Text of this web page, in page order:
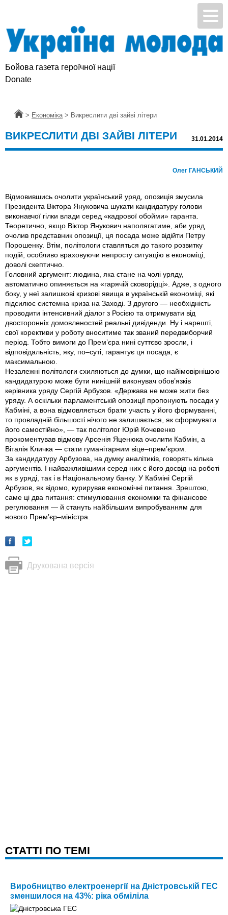
Бойова газета героїчної нації
Donate
Головна
> Економіка > Викреслити дві зайві літери
ВИКРЕСЛИТИ ДВІ ЗАЙВІ ЛІТЕРИ 31.01.2014
Олег ГАНСЬКИЙ
Відмовившись очолити український уряд, опозиція змусила
Президента Віктора Януковича шукати кандидатуру голови
виконавчої гілки влади серед «кадрової обойми» гаранта.
Теоретично, якщо Віктор Янукович наполягатиме, аби уряд
очолив представник опозиції, ця посада може відійти Петру
Порошенку. Втім, політологи ставляться до такого розвитку
подій, особливо враховуючи непросту ситуацію в економіці,
доволі скептично.
Головний аргумент: людина, яка стане на чолі уряду,
автоматично опиняється на «гарячій сковорідці». Адже, з одного
боку, у неї залишкові кризові явища в українській економіці, які
підсилює системна криза на Заході. З другого — необхідність
проводити інтенсивний діалог з Росією та отримувати від
двосторонніх домовленостей реальні дивіденди. Ну і нарешті,
свої корективи у роботу вноситиме так званий передвиборчий
період. Тобто вимоги до Прем’єра нині суттєво зросли, і
відповідальність, яку, по–суті, гарантує ця посада, є
максимальною.
Незалежні політологи схиляються до думки, що найімовірнішою
кандидатурою може бути нинішній виконувач обов’язків
керівника уряду Сергій Арбузов. «Держава не може жити без
уряду. А оскільки парламентській опозиції пропонують посади у
Кабміні, а вона відмовляється брати участь у його формуванні,
то провладній більшості нічого не залишається, як сформувати
його самостійно», — так політолог Юрій Кочевенко
прокоментував відмову Арсенія Яценюка очолити Кабмін, а
Віталія Кличка — стати гуманітарним віце–прем’єром.
За кандидатуру Арбузова, на думку аналітиків, говорять кілька
аргументів. І найважливішими серед них є його досвід на роботі
як в уряді, так і в Національному банку. У Кабміні Сергій
Арбузов, як відомо, курирував економічні питання. Зрештою,
саме ці два питання: стимулювання економіки та фінансове
регулювання — й стануть найбільшим випробуванням для
нового Прем’єр–міністра.
Друкована версія
CТАТТІ ПО ТЕМІ
Виробництво електроенергії на Дністровській ГЕС
зменшилося на 43%: ріка обміліла